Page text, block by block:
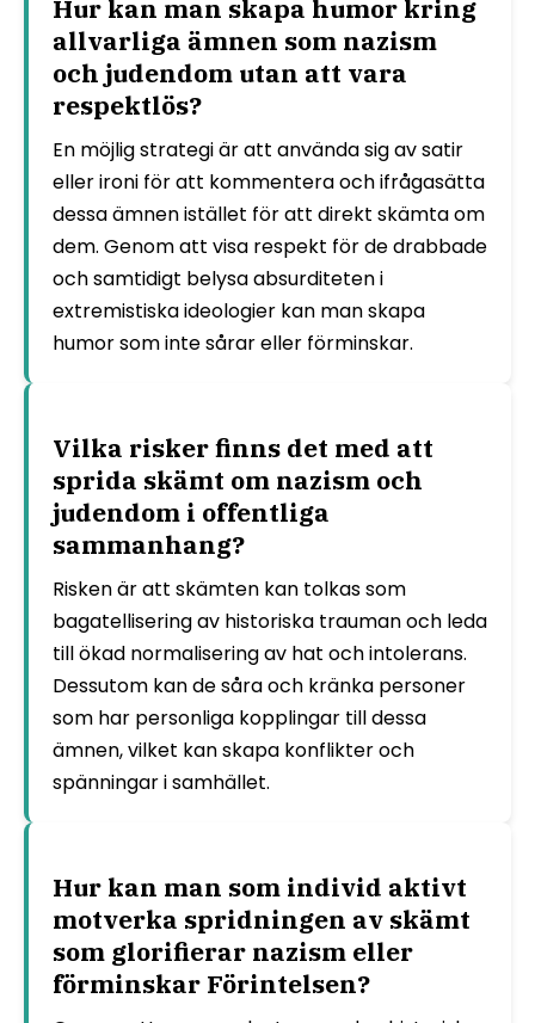
Hur kan man skapa humor kring
allvarliga ämnen som nazism
och judendom utan att vara
respektlös?
En möjlig strategi är att använda sig av satir
eller ironi för att kommentera och ifrågasätta
dessa ämnen istället för att direkt skämta om
dem. Genom att visa respekt för de drabbade
och samtidigt belysa absurditeten i
extremistiska ideologier kan man skapa
humor som inte sårar eller förminskar.
Vilka risker finns det med att
sprida skämt om nazism och
judendom i offentliga
sammanhang?
Risken är att skämten kan tolkas som
bagatellisering av historiska trauman och leda
till ökad normalisering av hat och intolerans.
Dessutom kan de såra och kränka personer
som har personliga kopplingar till dessa
ämnen, vilket kan skapa konflikter och
spänningar i samhället.
Hur kan man som individ aktivt
motverka spridningen av skämt
som glorifierar nazism eller
förminskar Förintelsen?